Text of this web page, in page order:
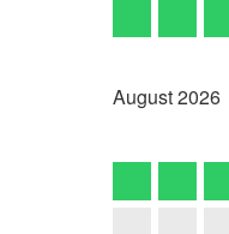
August2026